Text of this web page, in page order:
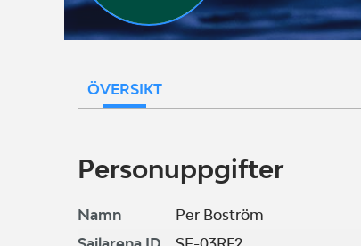
ÖVERSIKT
Personuppgifter
Namn
Per Boström